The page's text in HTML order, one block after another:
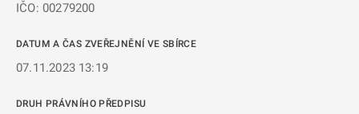
IČO: 00279200
DATUM A ČAS ZVEŘEJNĚNÍ VE SBÍRCE
07.11.2023 13:19
DRUH PRÁVNÍHO PŘEDPISU